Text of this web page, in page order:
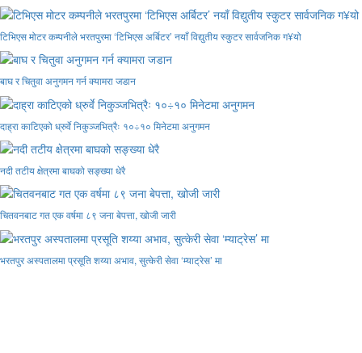
टिभिएस मोटर कम्पनीले भरतपुरमा ‘टिभिएस अर्बिटर’ नयाँ विद्युतीय स्कुटर सार्वजनिक ग¥यो
बाघ र चितुवा अनुगमन गर्न क्यामरा जडान
दाह्रा काटिएको ध्रुर्वे निकुञ्जभित्रैः १०÷१० मिनेटमा अनुगमन
नदी तटीय क्षेत्रमा बाघको सङ्ख्या धेरै
चितवनबाट गत एक वर्षमा ८९ जना बेपत्ता, खोजी जारी
भरतपुर अस्पतालमा प्रसूति शय्या अभाव, सुत्केरी सेवा ‘म्याट्रेस’ मा